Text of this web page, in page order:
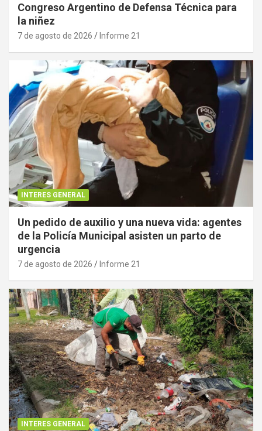
Congreso Argentino de Defensa Técnica para
la niñez
7 de agosto de 2026 Informe 21
INTERES GENERAL
Un pedido de auxilio y una nueva vida: agentes
de la Policía Municipal asisten un parto de
urgencia
7 de agosto de 2026 Informe 21
INTERES GENERAL